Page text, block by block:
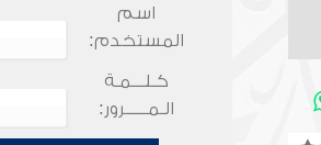
اسم
المستخدم:
كـلـــمـة
الـمـــــرور: